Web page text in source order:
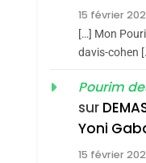
2
15 février
[…] Mon
davis-cohen
Pourim
sur
Yoni
15 février